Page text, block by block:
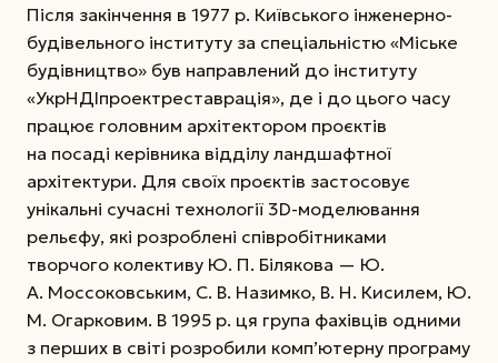
Після закінчення в 1977 р. Київського інженерно-
будівельного інституту за спеціальністю «Міське
будівництво» був направлений до інституту
«УкрНДІпроектреставрація», де і до цього часу
працює головним архітектором проєктів
на посаді керівника відділу ландшафтної
архітектури. Для своїх проєктів застосовує
унікальні сучасні технології 3D-моделювання
рельєфу, які розроблені співробітниками
творчого колективу Ю. П. Білякова — Ю.
А. Моссоковським, С. В. Назимко, В. Н. Кисилем, Ю.
М. Огарковим. В 1995 р. ця група фахівців одними
з перших в світі розробили комп’ютерну програму